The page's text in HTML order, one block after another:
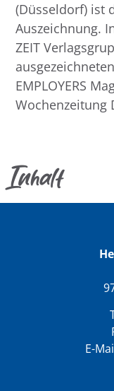
(Düsseldorf) ist
Auszeichnung.
ZEIT
EMPLOYERS
Wochenzeitung
Inhalt
E-